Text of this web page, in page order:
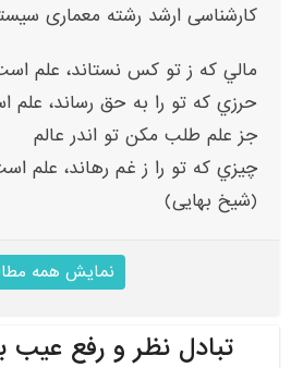
کارشناسی ارشد رشته معماری
مالي که ز تو کس نستاند، علم
حرزي که تو را به حق رساند، علم
جز علم طلب مکن تو اندر عالم
چيزي که تو را ز غم رهاند، علم
(شیخ بهایی)
نمایش همه
تبادل نظر و رفع عیب